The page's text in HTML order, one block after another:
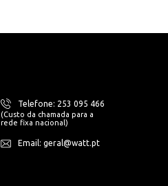
Telefone: 253 095 466
(Custo da chamada para a
rede fixa nacional)
Email: geral@watt.pt